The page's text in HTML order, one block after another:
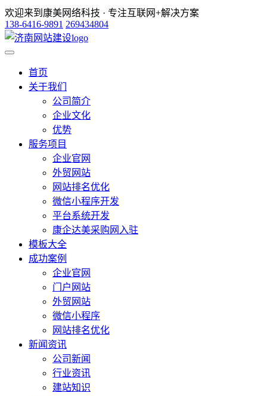
欢迎来到康美网络科技 · 专注互联网+解决方案
138-6416-9891 269434804
首页
关于我们
公司简介
企业文化
优势
服务项目
企业官网
外贸网站
网站排名优化
微信小程序开发
平台系统开发
康企达美采购网入驻
模板大全
成功案例
企业官网
门户网站
外贸网站
微信小程序
网站排名优化
新闻资讯
公司新闻
行业资讯
建站知识